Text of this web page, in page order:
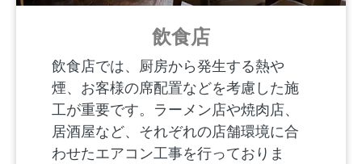
飲食店
飲食店では、厨房から発生する熱や
煙、お客様の席配置などを考慮した施
工が重要です。ラーメン店や焼肉店、
居酒屋など、それぞれの店舗環境に合
わせたエアコン工事を行っておりま